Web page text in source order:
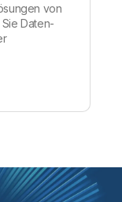
von
Daten-